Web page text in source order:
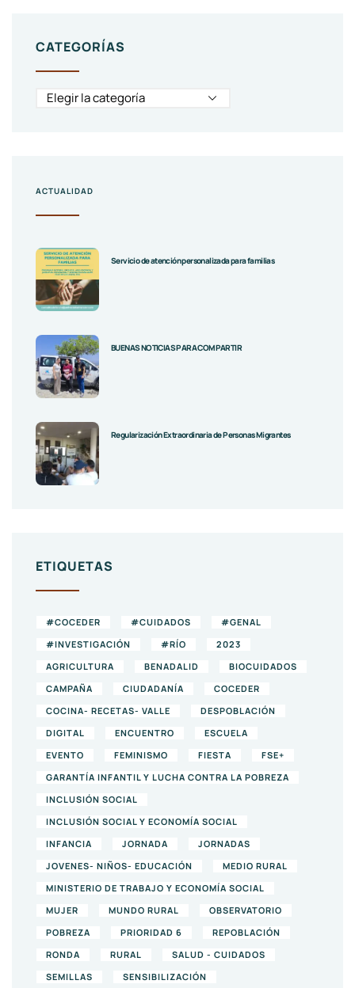
CATEGORÍAS
ACTUALIDAD
Servicio de atención personalizada para familias
BUENAS NOTICIAS PARA COMPARTIR
Regularización Extraordinaria de Personas Migrantes
ETIQUETAS
#COCEDER #CUIDADOS
#GENAL
#INVESTIGACIÓN
#RÍO
2023
AGRICULTURA
BENADALID
BIOCUIDADOS
CAMPAÑA
CIUDADANÍA
COCEDER
COCINA- RECETAS- VALLE
DESPOBLACIÓN
DIGITAL
ENCUENTRO
ESCUELA
EVENTO
FEMINISMO FIESTA
FSE+
GARANTÍA INFANTIL Y LUCHA CONTRA LA POBREZA
INCLUSIÓN SOCIAL
INCLUSIÓN SOCIAL Y ECONOMÍA SOCIAL
INFANCIA
JORNADA
JORNADAS
JOVENES- NIÑOS- EDUCACIÓN
MEDIO RURAL
MINISTERIO DE TRABAJO Y ECONOMÍA SOCIAL
MUJER
MUNDO RURAL
OBSERVATORIO
POBREZA
PRIORIDAD 6
REPOBLACIÓN
RONDA
RURAL
SALUD - CUIDADOS
SEMILLAS
SENSIBILIZACIÓN